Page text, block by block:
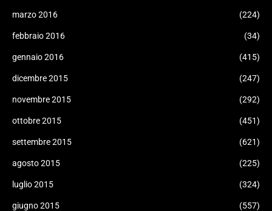
marzo 2016 (224)
febbraio 2016 (34)
gennaio 2016 (415)
dicembre 2015 (247)
novembre 2015 (292)
ottobre 2015 (451)
settembre 2015 (621)
agosto 2015 (225)
luglio 2015 (324)
giugno 2015 (557)